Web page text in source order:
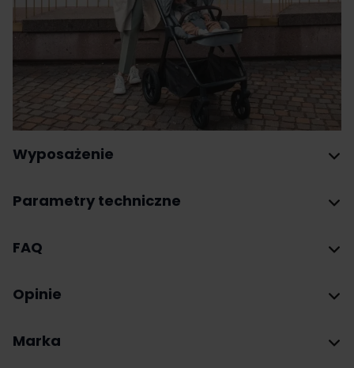
Wyposażenie
Parametry techniczne
FAQ
Opinie
Marka